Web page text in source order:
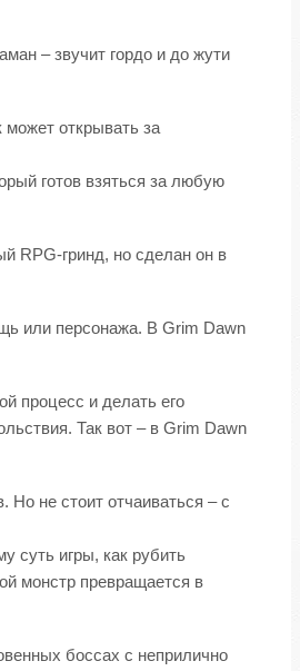
– звучит гордо и до жути
открывать за
готов взяться за любую
RPG-гринд, но сделан он в
или персонажа. В Grim Dawn
процесс и делать его
Так вот – в Grim Dawn
Но не стоит отчаиваться – с
суть игры, как рубить
монстр превращается в
боссах с неприлично